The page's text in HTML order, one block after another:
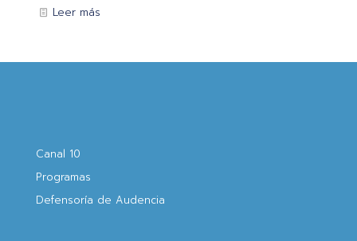
Leer más
Canal 10
Programas
Defensoría de Audencia